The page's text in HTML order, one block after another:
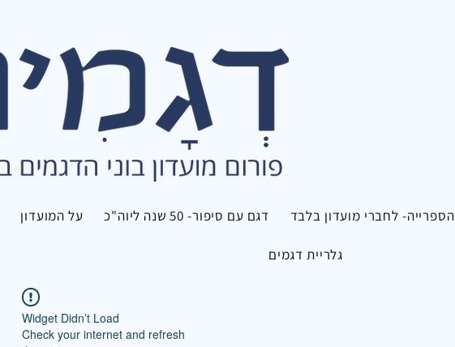
הספרייה- לחברי מועדון בלבד דגם עם סיפור- 50 שנה ליוה"כ על המועדון
גלריית דגמים
Widget Didn’t Load
Check your internet and refresh